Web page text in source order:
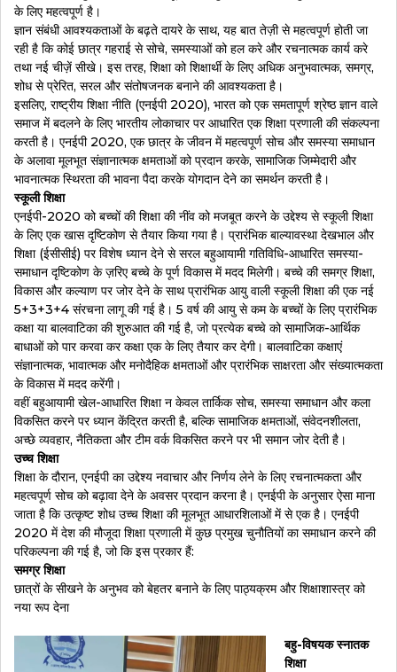
के लिए महत्वपूर्ण है।
ज्ञान संबंधी आवश्यकताओं के बढ़ते दायरे के साथ, यह बात तेज़ी से महत्वपूर्ण होती जा
रही है कि कोई छात्र गहराई से सोचे, समस्याओं को हल करे और रचनात्मक कार्य करे
तथा नई चीज़ें सीखे। इस तरह, शिक्षा को शिक्षार्थी के लिए अधिक अनुभवात्मक, समग्र,
शोध से प्रेरित, सरल और संतोषजनक बनाने की आवश्यकता है।
इसलिए, राष्ट्रीय शिक्षा नीति (एनईपी 2020), भारत को एक समतापूर्ण श्रेष्ठ ज्ञान वाले
समाज में बदलने के लिए भारतीय लोकाचार पर आधारित एक शिक्षा प्रणाली की संकल्पना
करती है। एनईपी 2020, एक छात्र के जीवन में महत्वपूर्ण सोच और समस्या समाधान
के अलावा मूलभूत संज्ञानात्मक क्षमताओं को प्रदान करके, सामाजिक जिम्मेदारी और
भावनात्मक स्थिरता की भावना पैदा करके योगदान देने का समर्थन करती है।
स्कूली शिक्षा
एनईपी-2020 को बच्चों की शिक्षा की नींव को मजबूत करने के उद्देश्य से स्कूली शिक्षा
के लिए एक खास दृष्टिकोण से तैयार किया गया है। प्रारंभिक बाल्यावस्था देखभाल और
शिक्षा (ईसीसीई) पर विशेष ध्यान देने से सरल बहुआयामी गतिविधि-आधारित समस्या-
समाधान दृष्टिकोण के ज़रिए बच्चे के पूर्ण विकास में मदद मिलेगी। बच्चे की समग्र शिक्षा,
विकास और कल्याण पर जोर देने के साथ प्रारंभिक आयु वाली स्कूली शिक्षा की एक नई
5+3+3+4 संरचना लागू की गई है। 5 वर्ष की आयु से कम के बच्चों के लिए प्रारंभिक
कक्षा या बालवाटिका की शुरुआत की गई है, जो प्रत्येक बच्चे को सामाजिक-आर्थिक
बाधाओं को पार करवा कर कक्षा एक के लिए तैयार कर देगी। बालवाटिका कक्षाएं
संज्ञानात्मक, भावात्मक और मनोदैहिक क्षमताओं और प्रारंभिक साक्षरता और संख्यात्मकता
के विकास में मदद करेंगी।
वहीं बहुआयामी खेल-आधारित शिक्षा न केवल तार्किक सोच, समस्या समाधान और कला
विकसित करने पर ध्यान केंद्रित करती है, बल्कि सामाजिक क्षमताओं, संवेदनशीलता,
अच्छे व्यवहार, नैतिकता और टीम वर्क विकसित करने पर भी समान जोर देती है।
उच्च शिक्षा
शिक्षा के दौरान, एनईपी का उद्देश्य नवाचार और निर्णय लेने के लिए रचनात्मकता और
महत्वपूर्ण सोच को बढ़ावा देने के अवसर प्रदान करना है। एनईपी के अनुसार ऐसा माना
जाता है कि उत्कृष्ट शोध उच्च शिक्षा की मूलभूत आधारशिलाओं में से एक है। एनईपी
2020 में देश की मौजूदा शिक्षा प्रणाली में कुछ प्रमुख चुनौतियों का समाधान करने की
परिकल्पना की गई है, जो कि इस प्रकार हैं:
समग्र शिक्षा
छात्रों के सीखने के अनुभव को बेहतर बनाने के लिए पाठ्यक्रम और शिक्षाशास्त्र को
नया रूप देना
बहु-विषयक स्नातक
शिक्षा